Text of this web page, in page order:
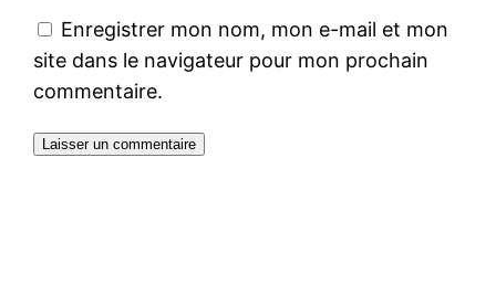
Enregistrer mon nom, mon e-mail et mon
site dans le navigateur pour mon prochain
commentaire.